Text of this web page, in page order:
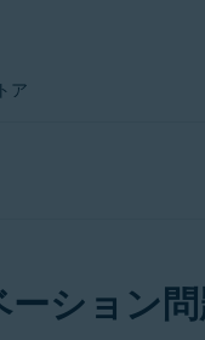
ア
ション